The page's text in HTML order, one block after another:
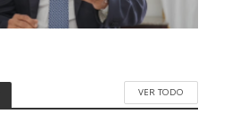
VER TODO